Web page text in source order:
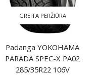
GREITA PERŽIŪRA
Padanga YOKOHAMA
PARADA SPEC-X PA02
285/35R22 106V